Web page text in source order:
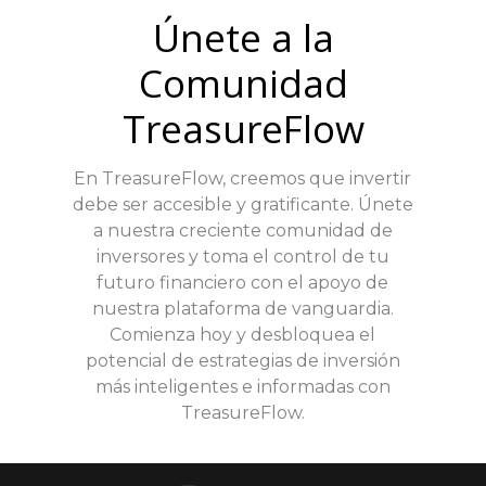
Únete a la
Comunidad
TreasureFlow
En TreasureFlow, creemos que invertir
debe ser accesible y gratificante. Únete
a nuestra creciente comunidad de
inversores y toma el control de tu
futuro financiero con el apoyo de
nuestra plataforma de vanguardia.
Comienza hoy y desbloquea el
potencial de estrategias de inversión
más inteligentes e informadas con
TreasureFlow.